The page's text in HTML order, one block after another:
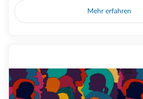
Mehr erfahren